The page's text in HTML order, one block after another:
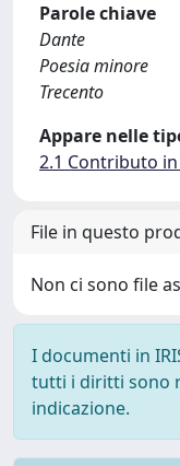
Parole chiave
Dante
Poesia minore
Trecento
Appare nelle
2.1 Contributo
File in questo
Non ci sono file
I documenti in
tutti i diritti sono
indicazione.